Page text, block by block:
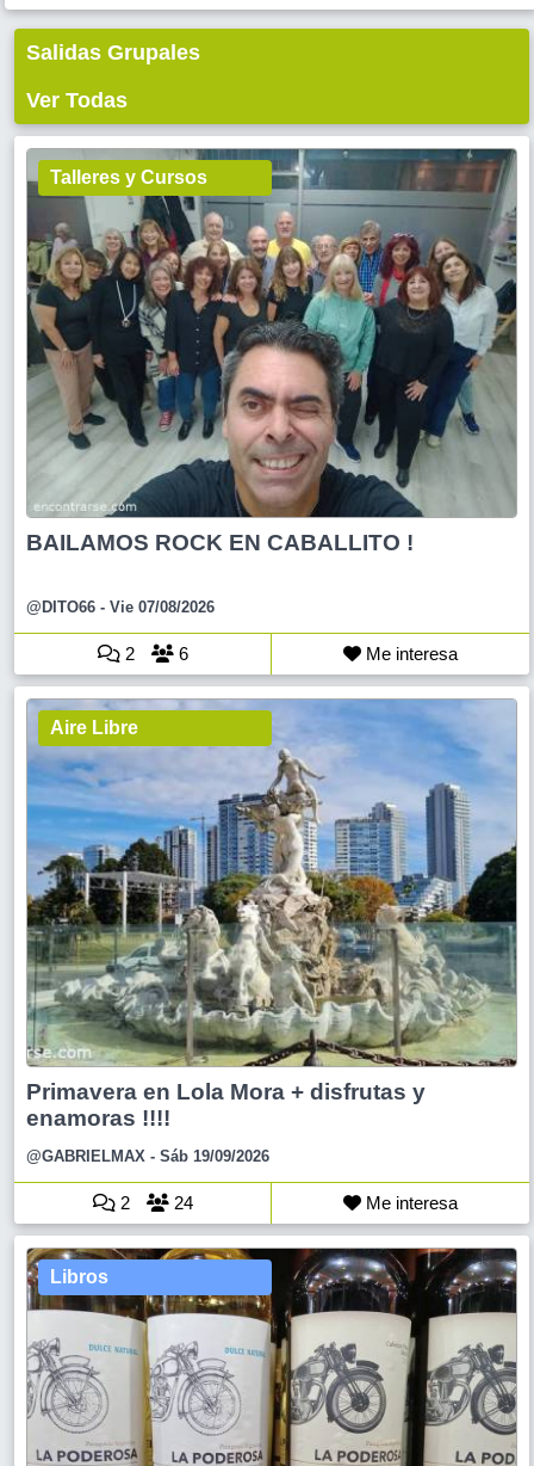
Salidas Grupales
Ver Todas
Talleres y Cursos
BAILAMOS ROCK EN CABALLITO !
@DITO66 - Vie 07/08/2026
2 6 Me interesa
Aire Libre
Primavera en Lola Mora + disfrutas y
enamoras !!!!
@GABRIELMAX - Sáb 19/09/2026
2 24 Me interesa
Libros